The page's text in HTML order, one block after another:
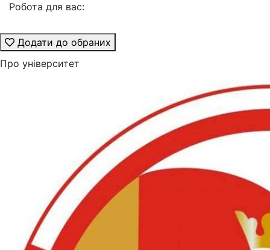
Робота для вас:
Додати до обраних
Про університет